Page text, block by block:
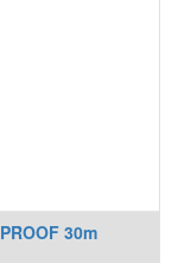
30m